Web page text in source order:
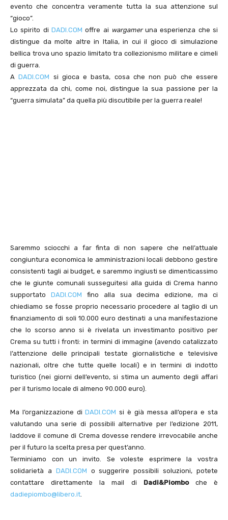
evento che concentra veramente tutta la sua attenzione sul
“gioco”.
Lo spirito di DADI.COM offre ai wargameruna esperienza che si
distingue da molte altre in Italia, in cui il gioco di simulazione
bellica trova uno spazio limitato tra collezionismo militare e cimeli
di guerra.
ADADI.COM si gioca e basta, cosa che non può che essere
apprezzata da chi, come noi, distingue la sua passione per la
“guerra simulata” da quella più discutibile per la guerra reale!
Saremmo sciocchi a far finta di non sapere che nell’attuale
congiuntura economica le amministrazioni locali debbono gestire
consistenti tagli ai budget, e saremmo ingiusti se dimenticassimo
che le giunte comunali susseguitesi alla guida di Crema hanno
supportato DADI.COM fino alla sua decima edizione, ma ci
chiediamo se fosse proprio necessario procedere al taglio di un
finanziamento di soli 10.000 euro destinati a una manifestazione
che lo scorso anno si è rivelata un investimanto positivo per
Crema su tutti i fronti: in termini di immagine (avendo catalizzato
l’attenzione delle principali testate giornalistiche e televisive
nazionali, oltre che tutte quelle locali) e in termini di indotto
turistico (nei giorni dell’evento, si stima un aumento degli affari
per il turismo locale di almeno 90.000 euro).
Ma l’organizzazione diDADI.COM si è già messa all’opera e sta
valutando una serie di possibili alternative per l’edizione 2011,
laddove il comune di Crema dovesse rendere irrevocabile anche
per il futuro la scelta presa per quest’anno.
Terminiamo con un invito. Se voleste esprimere la vostra
solidarietà a DADI.COM o suggerire possibili soluzioni, potete
contattare direttamente la mail di Dadi&Piomboche è
dadiepiombo@libero.it.